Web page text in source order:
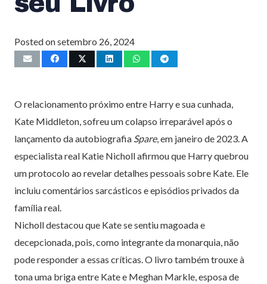
Posted onsetembro 26, 2024
O relacionamento próximo entre Harry e sua cunhada,
Kate Middleton, sofreu um colapso irreparável após o
lançamento da autobiografia Spare, em janeiro de 2023. A
especialista real Katie Nicholl afirmou que Harry quebrou
um protocolo ao revelar detalhes pessoais sobre Kate. Ele
incluiu comentários sarcásticos e episódios privados da
família real.
Nicholl destacou que Kate se sentiu magoada e
decepcionada, pois, como integrante da monarquia, não
pode responder a essas críticas. O livro também trouxe à
tona uma briga entre Kate e Meghan Markle, esposa de